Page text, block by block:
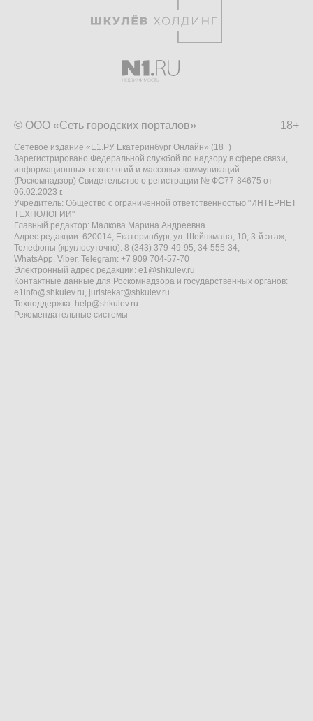
18+
© ООО «Сеть городских порталов»
Сетевое издание «Е1.РУ Екатеринбург Онлайн» (18+)
Зарегистрировано Федеральной службой по надзору в сфере связи,
информационных технологий и массовых коммуникаций
(Роскомнадзор) Свидетельство о регистрации № ФС77-84675 от
06.02.2023 г.
Учредитель: Общество с ограниченной ответственностью "ИНТЕРНЕТ
ТЕХНОЛОГИИ"
Главный редактор: Малкова Марина Андреевна
Адрес редакции: 620014, Екатеринбург, ул. Шейнкмана, 10, 3-й этаж,
Телефоны (круглосуточно): 8 (343) 379-49-95, 34-555-34,
WhatsApp, Viber, Telegram: +7 909 704-57-70
Электронный адрес редакции: e1@shkulev.ru
Контактные данные для Роскомнадзора и государственных органов:
e1info@shkulev.ru, juristekat@shkulev.ru
Техподдержка: help@shkulev.ru
Рекомендательные системы